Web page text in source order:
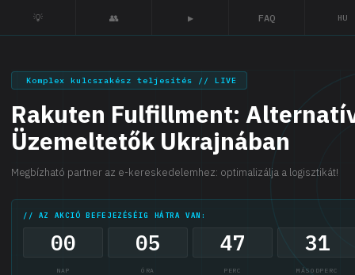
💡 👥 ▶ FAQ HU
Komplex kulcsrakész teljesítés // LIVE
Rakuten Fulfillment:
Üzemeltetők Ukrajnában
Megbízható partner az e-kereskedelemhez: optimalizálja a logisztikát!
// AZ AKCIÓ BEFEJEZÉSÉIG HÁTRA VAN:
00
NAP
05
ÓRA
47
PERC
30
MÁSODPERC